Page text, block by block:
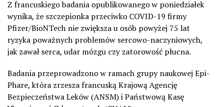
Z francuskiego badania opublikowanego w poniedziałek
wynika, że szczepionka przeciwko COVID-19 firmy
Pfizer/BioNTech nie zwiększa u osób powyżej 75 lat
ryzyka poważnych problemów sercowo-naczyniowych,
jak zawał serca, udar mózgu czy zatorowość płucna.
Badania przeprowadzono w ramach grupy naukowej Epi-
Phare, która zrzesza francuską Krajową Agencję
Bezpieczeństwa Leków (ANSM) i Państwową Kasę